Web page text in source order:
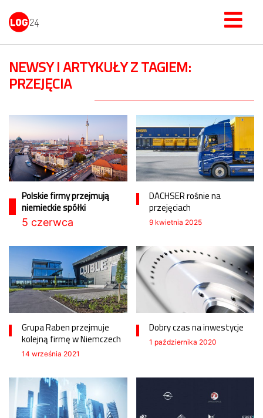
NEWSY I ARTYKUŁY Z TAGIEM:
PRZEJĘCIA
Polskie firmy przejmują
niemieckie spółki
5 czerwca
DACHSER rośnie na
przejęciach
9 kwietnia 2025
Grupa Raben przejmuje
kolejną firmę w Niemczech
14 września 2021
Dobry czas na inwestycje
1 października 2020